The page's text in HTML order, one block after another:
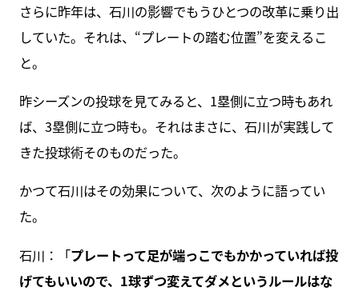
さらに昨年は、石川の影響でもうひとつの改革に乗り出
していた。それは、“プレートの踏む位置”を変えるこ
と。
昨シーズンの投球を見てみると、1塁側に立つ時もあれ
ば、3塁側に立つ時も。それはまさに、石川が実践して
きた投球術そのものだった。
かつて石川はその効果について、次のように語ってい
た。
石川：「プレートって足が端っこでもかかっていれば投
げてもいいので、1球ずつ変えてダメというルールはな